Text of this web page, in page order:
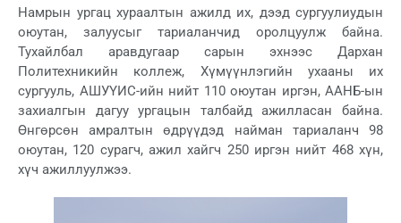
Намрын ургац хураалтын ажилд их, дээд сургуулиудын
оюутан, залуусыг тариаланчид оролцуулж байна.
Тухайлбал аравдугаар сарын эхнээс Дархан
Политехникийн коллеж, Хүмүүнлэгийн ухааны их
сургууль, АШУҮИС-ийн нийт 110 оюутан иргэн, ААНБ-ын
захиалгын дагуу ургацын талбайд ажилласан байна.
Өнгөрсөн амралтын өдрүүдэд найман тариаланч 98
оюутан, 120 сурагч, ажил хайгч 250 иргэн нийт 468 хүн,
хүч ажиллуулжээ.